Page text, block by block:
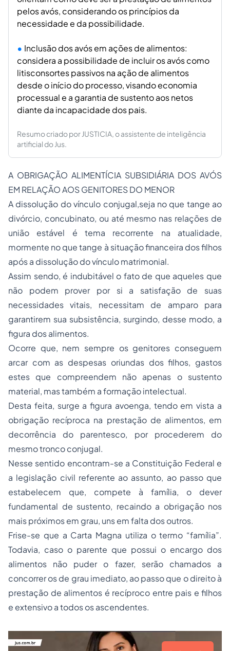
pelos avós, considerando os princípios da
necessidade e da possibilidade.
Inclusão dos avós em ações de alimentos:
considera a possibilidade de incluir os avós como
litisconsortes passivos na ação de alimentos
desde o início do processo, visando economia
processual e a garantia de sustento aos netos
diante da incapacidade dos pais.
artificial do Jus.
A OBRIGAÇÃO ALIMENTÍCIA SUBSIDIÁRIA DOS AVÓS
EM RELAÇÃO AOS GENITORES DO MENOR
A dissolução do vínculo conjugal,seja no que tange ao
divórcio, concubinato, ou até mesmo nas relações de
união estável é tema recorrente na atualidade,
mormente no que tange à situação financeira dos filhos
após a dissolução do vínculo matrimonial.
Assim sendo, é indubitável o fato de que aqueles que
não podem prover por si a satisfação de suas
necessidades vitais, necessitam de amparo para
garantirem sua subsistência, surgindo, desse modo, a
figura dos alimentos.
Ocorre que, nem sempre os genitores conseguem
arcar com as despesas oriundas dos filhos, gastos
estes que compreendem não apenas o sustento
material, mas também a formação intelectual.
Desta feita, surge a figura avoenga, tendo em vista a
obrigação recíproca na prestação de alimentos, em
decorrência do parentesco, por procederem do
mesmo tronco conjugal.
Nesse sentido encontram-se a Constituição Federal e
a legislação civil referente ao assunto, ao passo que
estabelecem que, compete à família, o dever
fundamental de sustento, recaindo a obrigação nos
mais próximos em grau, uns em falta dos outros.
Frise-se que a Carta Magna utiliza o termo “família”.
Todavia, caso o parente que possui o encargo dos
alimentos não puder o fazer, serão chamados a
concorrer os de grau imediato, ao passo que o direito à
prestação de alimentos é recíproco entre pais e filhos
e extensivo a todos os ascendentes.
Leia mais